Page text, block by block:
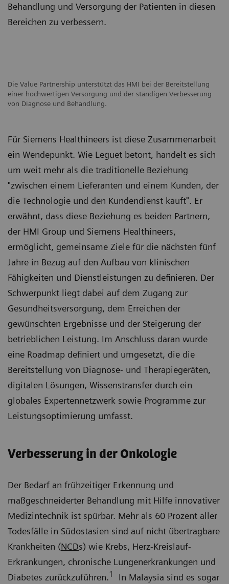
Behandlung und Versorgung der Patienten in diesen
Bereichen zu verbessern.
Die Value Partnership unterstützt das HMI bei der Bereitstellung
einer hochwertigen Versorgung und der ständigen Verbesserung
von Diagnose und Behandlung.
Für Siemens Healthineers ist diese Zusammenarbeit
ein Wendepunkt. Wie Leguet betont, handelt es sich
um weit mehr als die traditionelle Beziehung
"zwischen einem Lieferanten und einem Kunden, der
die Technologie und den Kundendienst kauft". Er
erwähnt, dass diese Beziehung es beiden Partnern,
der HMI Group und Siemens Healthineers,
ermöglicht, gemeinsame Ziele für die nächsten fünf
Jahre in Bezug auf den Aufbau von klinischen
Fähigkeiten und Dienstleistungen zu definieren. Der
Schwerpunkt liegt dabei auf dem Zugang zur
Gesundheitsversorgung, dem Erreichen der
gewünschten Ergebnisse und der Steigerung der
betrieblichen Leistung. Im Anschluss daran wurde
eine Roadmap definiert und umgesetzt, die die
Bereitstellung von Diagnose- und Therapiegeräten,
digitalen Lösungen, Wissenstransfer durch ein
globales Expertennetzwerk sowie Programme zur
Leistungsoptimierung umfasst.
Verbesserung in der Onkologie
Der Bedarf an frühzeitiger Erkennung und
maßgeschneiderter Behandlung mit Hilfe innovativer
Medizintechnik ist spürbar. Mehr als 60 Prozent aller
Todesfälle in Südostasien sind auf nicht übertragbare
Krankheiten (NCDs) wie Krebs, Herz-Kreislauf-
Erkrankungen, chronische Lungenerkrankungen und
Diabetes zurückzuführen.1
In Malaysia sind es sogar